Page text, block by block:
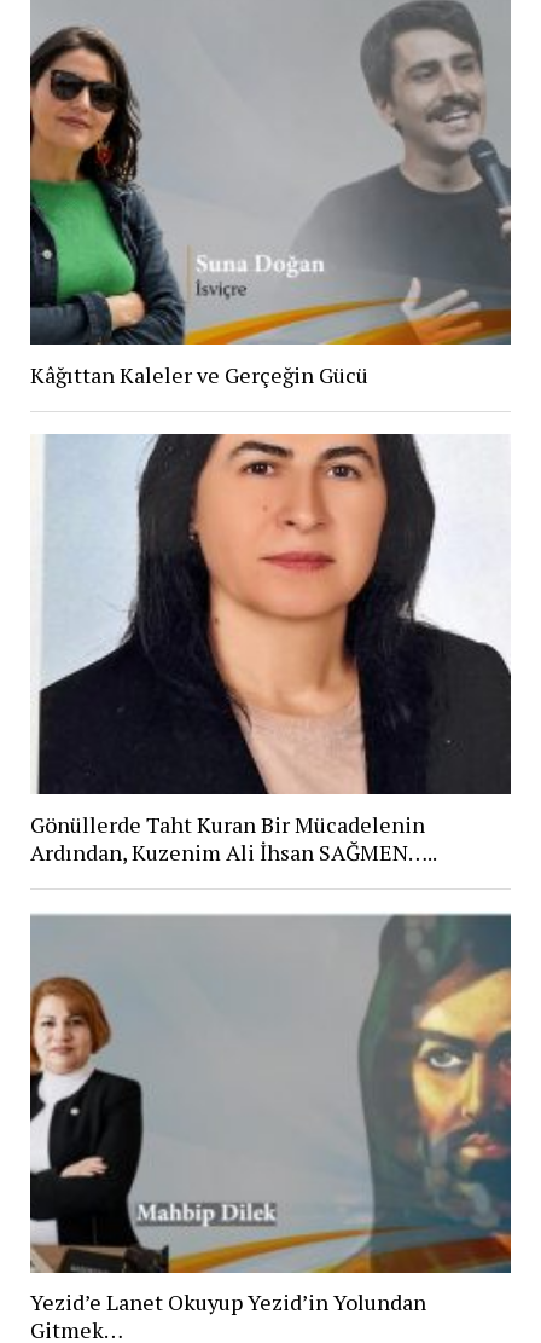
Kâğıttan Kaleler ve Gerçeğin Gücü
Gönüllerde Taht Kuran Bir Mücadelenin
Ardından, Kuzenim Ali İhsan SAĞMEN…..
Yezid’e Lanet Okuyup Yezid’in Yolundan
Gitmek…